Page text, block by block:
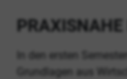
PRAXISNAHE
In den ersten
Grundlagen aus